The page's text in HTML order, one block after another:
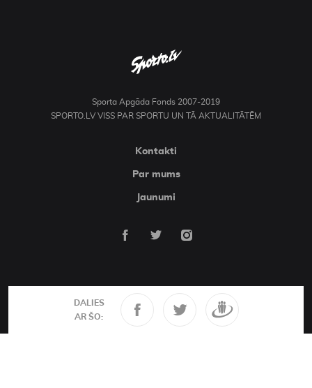
DALIES
AR ŠO:
Sporta Apgāda Fonds 2007-2019
SPORTO.LV VISS PAR SPORTU UN TĀ AKTUALITĀTĒM
Kontakti
Par mums
Jaunumi